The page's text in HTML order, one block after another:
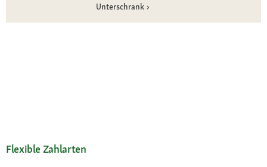
Unterschrank
Flexible Zahlarten